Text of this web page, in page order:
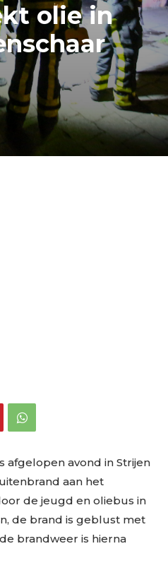
olie in
afgelopen avond in Strijen
aan het
de jeugd en oliebus in
de brand is geblust met
brandweer is hierna